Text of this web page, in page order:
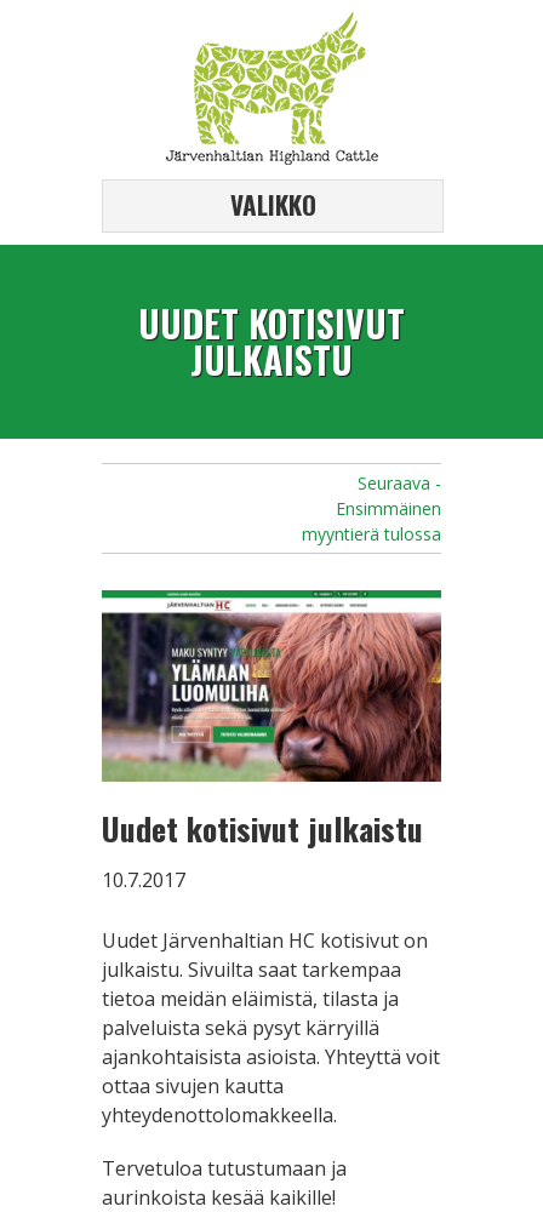
VALIKKO
UUDET KOTISIVUT
JULKAISTU
Seuraava -
Ensimmäinen
myyntierä tulossa
Uudet kotisivut julkaistu
10.7.2017
Uudet Järvenhaltian HC kotisivut on
julkaistu. Sivuilta saat tarkempaa
tietoa meidän eläimistä, tilasta ja
palveluista sekä pysyt kärryillä
ajankohtaisista asioista. Yhteyttä voit
ottaa sivujen kautta
yhteydenottolomakkeella.
Tervetuloa tutustumaan ja
aurinkoista kesää kaikille!